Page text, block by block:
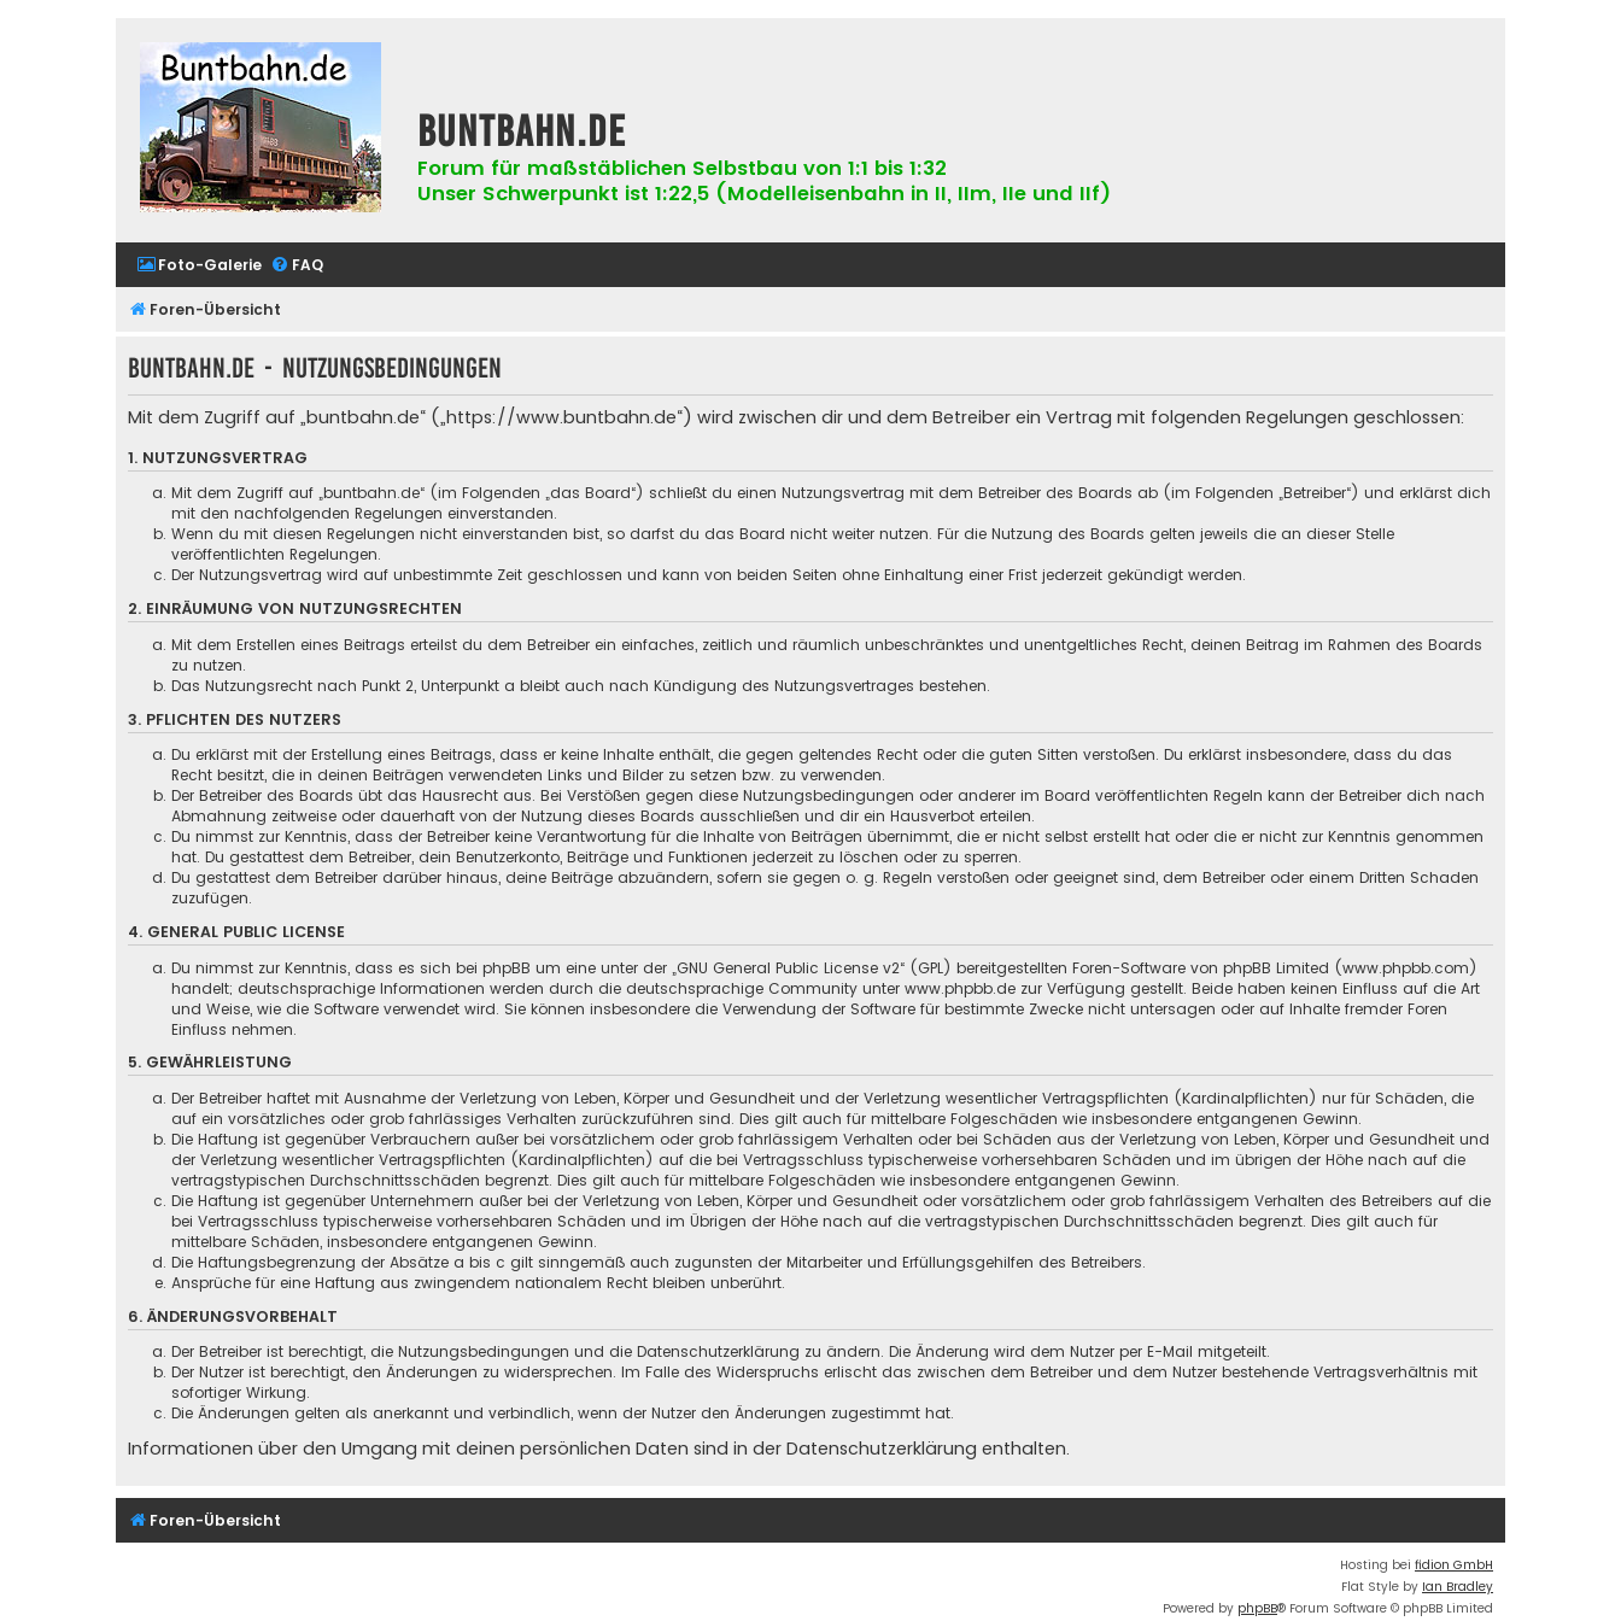
buntbahn.de
Forum für maßstäblichen Selbstbau von 1:1 bis 1:32
Unser Schwerpunkt ist 1:22,5 (Modelleisenbahn in II, IIm, IIe und IIf)
Foto-Galerie FAQ
Foren-Übersicht
buntbahn.de - Nutzungsbedingungen
Mit dem Zugriff auf „buntbahn.de“ („https://www.buntbahn.de“) wird zwischen dir und dem Betreiber ein Vertrag mit folgenden Regelungen geschlossen:
1. NUTZUNGSVERTRAG
Mit dem Zugriff auf „buntbahn.de“ (im Folgenden „das Board“) schließt du einen Nutzungsvertrag mit dem Betreiber des Boards ab (im Folgenden „Betreiber“) und erklärst dich
mit den nachfolgenden Regelungen einverstanden.
Wenn du mit diesen Regelungen nicht einverstanden bist, so darfst du das Board nicht weiter nutzen. Für die Nutzung des Boards gelten jeweils die an dieser Stelle
veröffentlichten Regelungen.
Der Nutzungsvertrag wird auf unbestimmte Zeit geschlossen und kann von beiden Seiten ohne Einhaltung einer Frist jederzeit gekündigt werden.
2. EINRÄUMUNG VON NUTZUNGSRECHTEN
Mit dem Erstellen eines Beitrags erteilst du dem Betreiber ein einfaches, zeitlich und räumlich unbeschränktes und unentgeltliches Recht, deinen Beitrag im Rahmen des Boards
zu nutzen.
Das Nutzungsrecht nach Punkt 2, Unterpunkt a bleibt auch nach Kündigung des Nutzungsvertrages bestehen.
3. PFLICHTEN DES NUTZERS
Du erklärst mit der Erstellung eines Beitrags, dass er keine Inhalte enthält, die gegen geltendes Recht oder die guten Sitten verstoßen. Du erklärst insbesondere, dass du das
Recht besitzt, die in deinen Beiträgen verwendeten Links und Bilder zu setzen bzw. zu verwenden.
Der Betreiber des Boards übt das Hausrecht aus. Bei Verstößen gegen diese Nutzungsbedingungen oder anderer im Board veröffentlichten Regeln kann der Betreiber dich nach
Abmahnung zeitweise oder dauerhaft von der Nutzung dieses Boards ausschließen und dir ein Hausverbot erteilen.
Du nimmst zur Kenntnis, dass der Betreiber keine Verantwortung für die Inhalte von Beiträgen übernimmt, die er nicht selbst erstellt hat oder die er nicht zur Kenntnis genommen
hat. Du gestattest dem Betreiber, dein Benutzerkonto, Beiträge und Funktionen jederzeit zu löschen oder zu sperren.
Du gestattest dem Betreiber darüber hinaus, deine Beiträge abzuändern, sofern sie gegen o. g. Regeln verstoßen oder geeignet sind, dem Betreiber oder einem Dritten Schaden
zuzufügen.
4. GENERAL PUBLIC LICENSE
Du nimmst zur Kenntnis, dass es sich bei phpBB um eine unter der „GNU General Public License v2“ (GPL) bereitgestellten Foren-Software von phpBB Limited (www.phpbb.com)
handelt; deutschsprachige Informationen werden durch die deutschsprachige Community unter www.phpbb.de zur Verfügung gestellt. Beide haben keinen Einfluss auf die Art
und Weise, wie die Software verwendet wird. Sie können insbesondere die Verwendung der Software für bestimmte Zwecke nicht untersagen oder auf Inhalte fremder Foren
Einfluss nehmen.
5. GEWÄHRLEISTUNG
Der Betreiber haftet mit Ausnahme der Verletzung von Leben, Körper und Gesundheit und der Verletzung wesentlicher Vertragspflichten (Kardinalpflichten) nur für Schäden, die
auf ein vorsätzliches oder grob fahrlässiges Verhalten zurückzuführen sind. Dies gilt auch für mittelbare Folgeschäden wie insbesondere entgangenen Gewinn.
Die Haftung ist gegenüber Verbrauchern außer bei vorsätzlichem oder grob fahrlässigem Verhalten oder bei Schäden aus der Verletzung von Leben, Körper und Gesundheit und
der Verletzung wesentlicher Vertragspflichten (Kardinalpflichten) auf die bei Vertragsschluss typischerweise vorhersehbaren Schäden und im übrigen der Höhe nach auf die
vertragstypischen Durchschnittsschäden begrenzt. Dies gilt auch für mittelbare Folgeschäden wie insbesondere entgangenen Gewinn.
Die Haftung ist gegenüber Unternehmern außer bei der Verletzung von Leben, Körper und Gesundheit oder vorsätzlichem oder grob fahrlässigem Verhalten des Betreibers auf die
bei Vertragsschluss typischerweise vorhersehbaren Schäden und im Übrigen der Höhe nach auf die vertragstypischen Durchschnittsschäden begrenzt. Dies gilt auch für
mittelbare Schäden, insbesondere entgangenen Gewinn.
Die Haftungsbegrenzung der Absätze a bis c gilt sinngemäß auch zugunsten der Mitarbeiter und Erfüllungsgehilfen des Betreibers.
Ansprüche für eine Haftung aus zwingendem nationalem Recht bleiben unberührt.
6. ÄNDERUNGSVORBEHALT
Der Betreiber ist berechtigt, die Nutzungsbedingungen und die Datenschutzerklärung zu ändern. Die Änderung wird dem Nutzer per E-Mail mitgeteilt.
Der Nutzer ist berechtigt, den Änderungen zu widersprechen. Im Falle des Widerspruchs erlischt das zwischen dem Betreiber und dem Nutzer bestehende Vertragsverhältnis mit
sofortiger Wirkung.
Die Änderungen gelten als anerkannt und verbindlich, wenn der Nutzer den Änderungen zugestimmt hat.
Informationen über den Umgang mit deinen persönlichen Daten sind in der Datenschutzerklärung enthalten.
Foren-Übersicht
Hosting bei fidion GmbH
Flat Style by Ian Bradley
Powered by phpBB® Forum Software © phpBB Limited